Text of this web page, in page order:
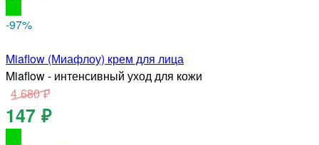
-97%
Miaflow (Миафлоу) крем для лица
Miaflow - интенсивный уход для кожи
4 680 ₽
147 ₽